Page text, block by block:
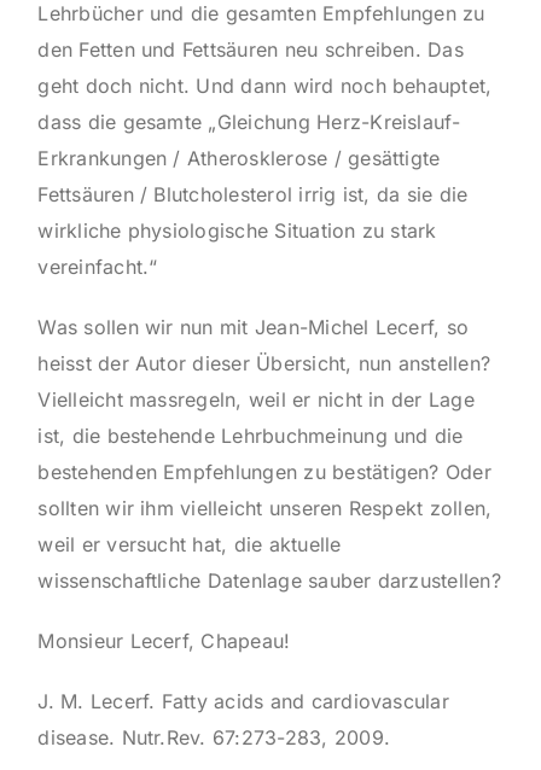
Lehrbücher und die gesamten Empfehlungen zu
den Fetten und Fettsäuren neu schreiben. Das
geht doch nicht. Und dann wird noch behauptet,
dass die gesamte „Gleichung Herz-Kreislauf-
Erkrankungen / Atherosklerose / gesättigte
Fettsäuren / Blutcholesterol irrig ist, da sie die
wirkliche physiologische Situation zu stark
vereinfacht.“
Was sollen wir nun mit Jean-Michel Lecerf, so
heisst der Autor dieser Übersicht, nun anstellen?
Vielleicht massregeln, weil er nicht in der Lage
ist, die bestehende Lehrbuchmeinung und die
bestehenden Empfehlungen zu bestätigen? Oder
sollten wir ihm vielleicht unseren Respekt zollen,
weil er versucht hat, die aktuelle
wissenschaftliche Datenlage sauber darzustellen?
Monsieur Lecerf, Chapeau!
J. M. Lecerf. Fatty acids and cardiovascular
disease. Nutr.Rev. 67:273-283, 2009.